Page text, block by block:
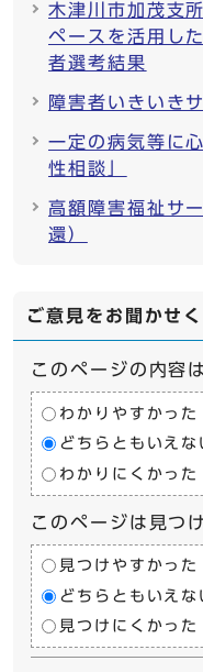
木津川市加茂支
ペースを活用し
者選考結果
障害者いきいき
一定の病気等に
性相談」
高額障害福祉サ
還）
ご意見をお聞かせ
このページの内容
わかりやすかった
どちらともいえな
わかりにくかった
このページは見つ
見つけやすかった
どちらともいえな
見つけにくかった